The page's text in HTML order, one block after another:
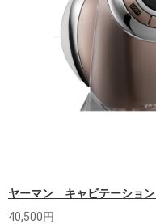
ヤーマン キャビテーション
40,500円